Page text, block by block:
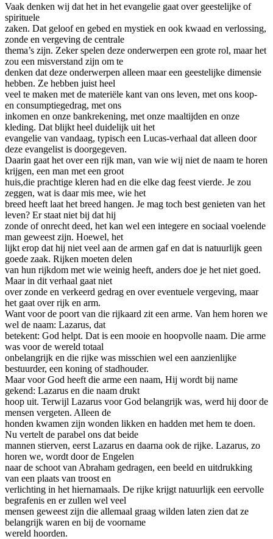
Vaak denken wij dat het in het evangelie gaat over geestelijke of
spirituele
zaken. Dat geloof en gebed en mystiek en ook kwaad en verlossing,
zonde en vergeving de centrale
thema’s zijn. Zeker spelen deze onderwerpen een grote rol, maar het
zou een misverstand zijn om te
denken dat deze onderwerpen alleen maar een geestelijke dimensie
hebben. Ze hebben juist heel
veel te maken met de materiële kant van ons leven, met ons koop-
en consumptiegedrag, met ons
inkomen en onze bankrekening, met onze maaltijden en onze
kleding. Dat blijkt heel duidelijk uit het
evangelie van vandaag, typisch een Lucas-verhaal dat alleen door
deze evangelist is doorgegeven.
Daarin gaat het over een rijk man, van wie wij niet de naam te horen
krijgen, een man met een groot
huis,die prachtige kleren had en die elke dag feest vierde. Je zou
zeggen, wat is daar mis mee, wie het
breed heeft laat het breed hangen. Je mag toch best genieten van het
leven? Er staat niet bij dat hij
zonde of onrecht deed, het kan wel een integere en sociaal voelende
man geweest zijn. Hoewel, het
lijkt erop dat hij niet veel aan de armen gaf en dat is natuurlijk geen
goede zaak. Rijken moeten delen
van hun rijkdom met wie weinig heeft, anders doe je het niet goed.
Maar in dit verhaal gaat niet
over zonde en verkeerd gedrag en over eventuele vergeving, maar
het gaat over rijk en arm.
Want voor de poort van die rijkaard zit een arme. Van hem horen we
wel de naam: Lazarus, dat
betekent: God helpt. Dat is een mooie en hoopvolle naam. Die arme
was voor de wereld totaal
onbelangrijk en die rijke was misschien wel een aanzienlijke
bestuurder, een koning of stadhouder.
Maar voor God heeft die arme een naam, Hij wordt bij name
gekend: Lazarus en die naam drukt
hoop uit. Terwijl Lazarus voor God belangrijk was, werd hij door de
mensen vergeten. Alleen de
honden kwamen zijn wonden likken en hadden met hem te doen.
Nu vertelt de parabel ons dat beide
mannen stierven, eerst Lazarus en daarna ook de rijke. Lazarus, zo
horen we, wordt door de Engelen
naar de schoot van Abraham gedragen, een beeld en uitdrukking
van een plaats van troost en
verlichting in het hiernamaals. De rijke krijgt natuurlijk een eervolle
begrafenis en er zullen wel veel
mensen geweest zijn die allemaal graag wilden laten zien dat ze
belangrijk waren en bij de voorname
wereld hoorden.